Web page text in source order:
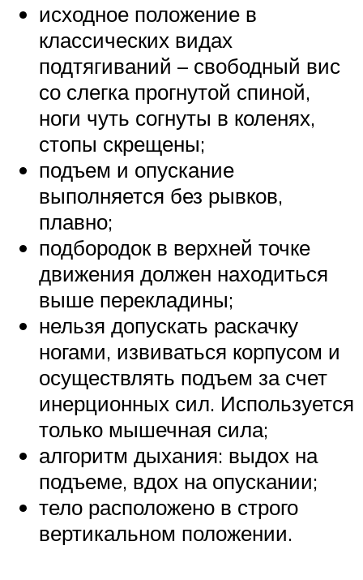
исходное положение в
классических видах
подтягиваний – свободный вис
со слегка прогнутой спиной,
ноги чуть согнуты в коленях,
стопы скрещены;
подъем и опускание
выполняется без рывков,
плавно;
подбородок в верхней точке
движения должен находиться
выше перекладины;
нельзя допускать раскачку
ногами, извиваться корпусом и
осуществлять подъем за счет
инерционных сил. Используется
только мышечная сила;
алгоритм дыхания: выдох на
подъеме, вдох на опускании;
тело расположено в строго
вертикальном положении.